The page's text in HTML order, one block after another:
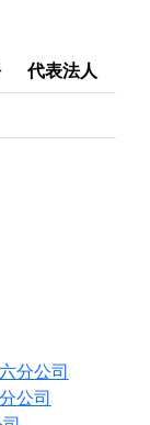
代表法人
分公司
公司